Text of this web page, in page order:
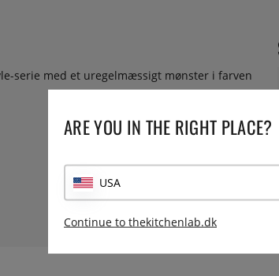
serie med et uregelmæssigt mønster i farven
ARE YOU IN THE RIGHT PLACE?
USA
Continue to thekitchenlab.dk